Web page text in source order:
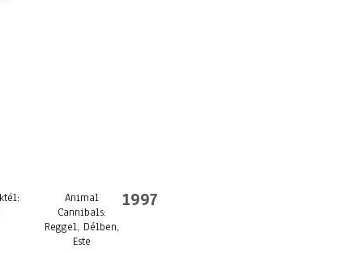
Animal
Cannibals:
Reggel, Délben,
Este
1997